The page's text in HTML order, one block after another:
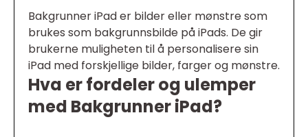
Bakgrunner iPad er bilder eller mønstre som
brukes som bakgrunnsbilde på iPads. De gir
brukerne muligheten til å personalisere sin
iPad med forskjellige bilder, farger og mønstre.
Hva er fordeler og ulemper
med Bakgrunner iPad?